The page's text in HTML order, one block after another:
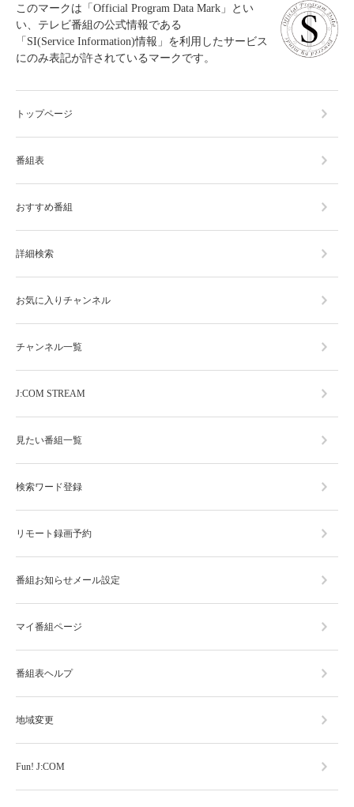
このマークは「Official Program Data Mark」とい
い、テレビ番組の公式情報である
「SI(Service Information)情報」を利用したサービス
にのみ表記が許されているマークです。
トップページ
番組表
おすすめ番組
詳細検索
お気に入りチャンネル
チャンネル一覧
J:COM STREAM
見たい番組一覧
検索ワード登録
リモート録画予約
番組お知らせメール設定
マイ番組ページ
番組表ヘルプ
地域変更
Fun! J:COM